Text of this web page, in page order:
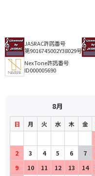
JASRAC許諾番号
第9016745002Y38029号
NexTone許諾番号
ID000005690
8月
日 月 火 水 木 金
2
3 4 5 6 7
9
10 11 12 13 14